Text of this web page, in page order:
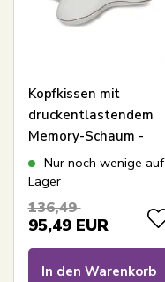
Kopfkissen mit
druckentlastendem
Memory-Schaum -
Relaxy Star Kissen
Nur noch wenige auf
Lager
136,49
95,49 EUR
In den Warenkorb